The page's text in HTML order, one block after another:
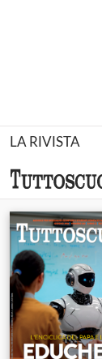
LA RIVISTA